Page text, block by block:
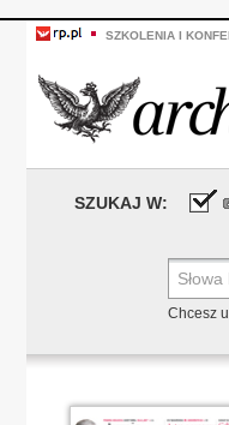
SZKOLENIA I
SZUKAJ W:
Chcesz